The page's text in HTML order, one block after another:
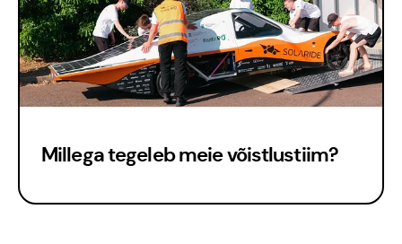
Kontakt
Meedia
Millega tegeleb meie võistlustiim?